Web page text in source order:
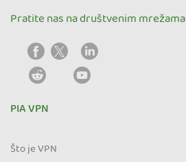
Pratite nas na društvenim mrežama
PIA VPN
Što je VPN